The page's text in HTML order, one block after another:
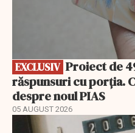
EXCLUSIV
răspunsuri cu porția.
despre noul PIAS
05 AUGUST 2026